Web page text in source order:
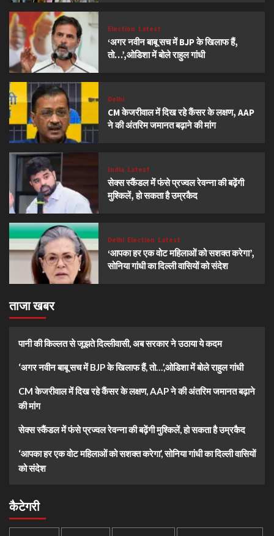
Election Latest
‘अगर नवीन बाबू सच में BJP के खिलाफ हैं,
तो…’,ओडिशा में बोले राहुल गांधी
Delhi
CM केजरीवाल में दिख रहे कैंसर के लक्षण, AAP
ने की अंतरिम जमानत बढ़ाने की मांग
India Latest
सेक्स स्कैंडल में फंसे प्रज्वल रेवन्ना की बढ़ेंगी
मुश्किलें, हो सकता है उम्रकैद
Delhi Election Latest
‘आपका हर एक वोट महिलाओं को सशक्त करेगा’,
सोनिया गांधी का दिल्ली वासियों को संदेश
ताजा खबर
पानी की किल्लत से जूझते दिल्लीवासी, अब सरकार ने उठाया ये कदम
‘अगर नवीन बाबू सच में BJP के खिलाफ हैं, तो…’,ओडिशा में बोले राहुल गांधी
CM केजरीवाल में दिख रहे कैंसर के लक्षण, AAP ने की अंतरिम जमानत बढ़ाने
की मांग
सेक्स स्कैंडल में फंसे प्रज्वल रेवन्ना की बढ़ेंगी मुश्किलें, हो सकता है उम्रकैद
‘आपका हर एक वोट महिलाओं को सशक्त करेगा’, सोनिया गांधी का दिल्ली वासियों
को संदेश
कैटेगरी